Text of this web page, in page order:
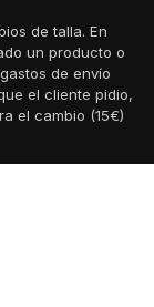
de talla. En
un producto o
de envío
el cliente pidio,
el cambio (15€)